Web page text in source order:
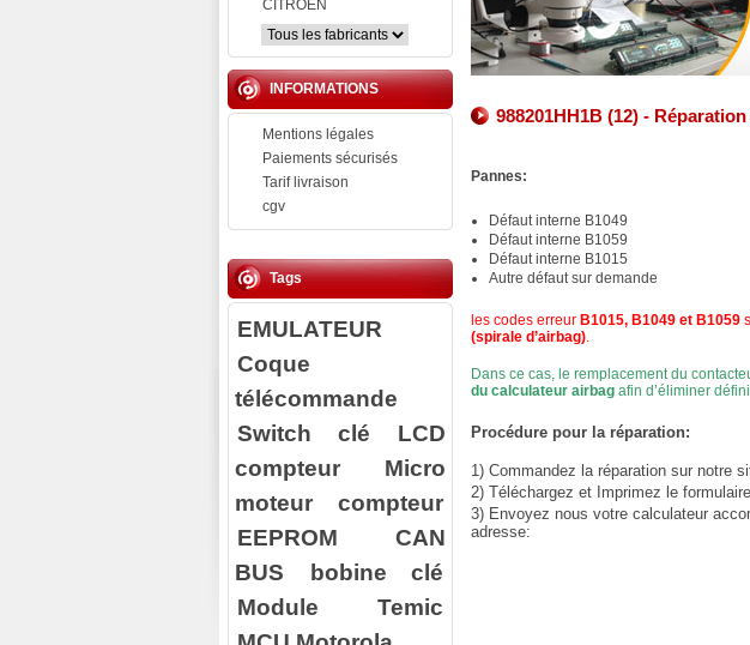
CITROEN
INFORMATIONS
Mentions légales
Paiements sécurisés
Tarif livraison
cgv
Tags
EMULATEUR
Coque
télécommande
Switch clé
LCD
compteur
Micro
moteur compteur
EEPROM
CAN
BUS
bobine clé
Module Temic
988201HH1B (12) -
Pannes:
Défaut interne B1049
Défaut interne B1059
Défaut interne B1015
Autre défaut sur demande
les codes erreur B1015, B1049 et B1059
(spirale d’airbag).
Dans ce cas, le remplacement du
du calculateur airbag afin d’éliminer
Procédure pour la réparation:
1) Commandez la réparation sur notre
2) Téléchargez et Imprimez le
3) Envoyez nous votre calculateur
adresse: